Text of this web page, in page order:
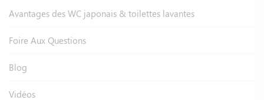
Avantages des WC japonais & toilettes lavantes
Foire Aux Questions
Blog
Vidéos